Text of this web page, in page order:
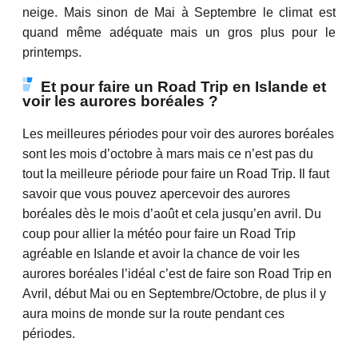
neige. Mais sinon de Mai à Septembre le climat est
quand même adéquate mais un gros plus pour le
printemps.
Et pour faire un Road Trip en Islande et
voir les aurores boréales ?
Les meilleures périodes pour voir des aurores boréales
sont les mois d’octobre à mars mais ce n’est pas du
tout la meilleure période pour faire un Road Trip. Il faut
savoir que vous pouvez apercevoir des aurores
boréales dès le mois d’août et cela jusqu’en avril. Du
coup pour allier la météo pour faire un Road Trip
agréable en Islande et avoir la chance de voir les
aurores boréales l’idéal c’est de faire son Road Trip en
Avril, début Mai ou en Septembre/Octobre, de plus il y
aura moins de monde sur la route pendant ces
périodes.